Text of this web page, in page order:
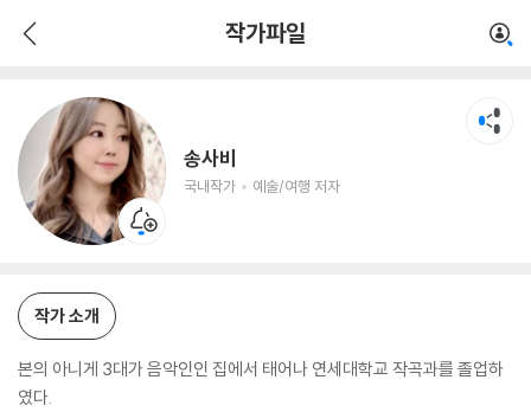
작가파일
송사비
국내작가 예술/여행 저자
예술/여행 저자
작가 소개
본의 아니게 3대가 음악인인 집에서 태어나 연세대학교 작곡과를 졸업하
였다.